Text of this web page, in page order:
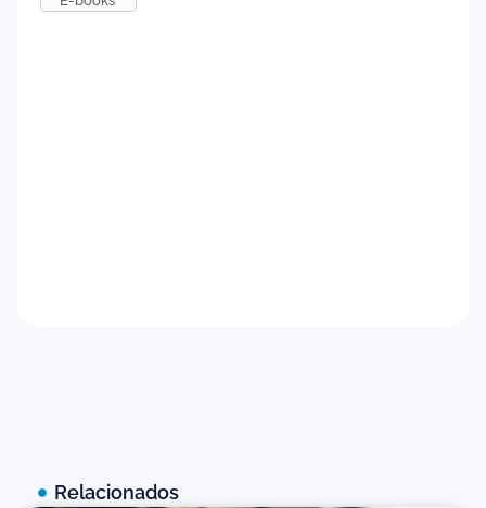
Relacionados